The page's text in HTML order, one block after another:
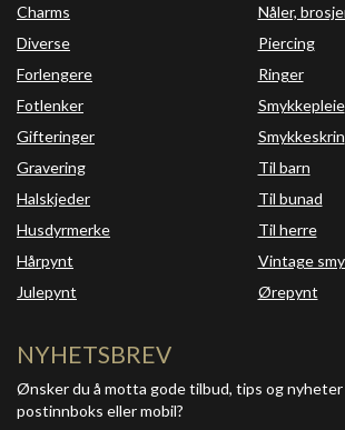
Charms
Diverse
Forlengere
Fotlenker
Gifteringer
Gravering
Halskjeder
Husdyrmerke
Hårpynt
Julepynt
Nåler,
Piercing
Ringer
Smykkepleie
Smykkeskrin
Til barn
Til bunad
Til herre
Vintage
Ørepynt
NYHETSBREV
Ønsker du å motta gode tilbud, tips og
postinnboks eller mobil?